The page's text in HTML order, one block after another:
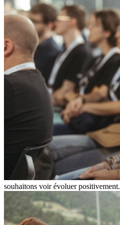
souhaitons voir évoluer positivement.